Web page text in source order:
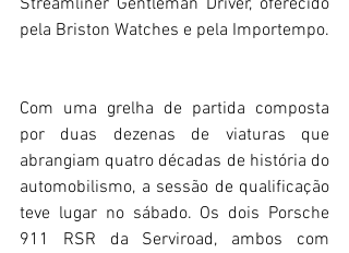
Streamliner Gentleman Driver, oferecido
pela Briston Watches e pela Importempo.
Com uma grelha de partida composta
por duas dezenas de viaturas que
abrangiam quatro décadas de história do
automobilismo, a sessão de qualificação
teve lugar no sábado. Os dois Porsche
911 RSR da Serviroad, ambos com